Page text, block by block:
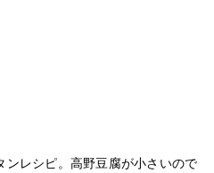
レシピ。高野豆腐が小さいので